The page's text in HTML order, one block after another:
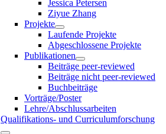
Jessica Petersen
Ziyue Zhang
Projekte
Laufende Projekte
Abgeschlossene Projekte
Publikationen
Beiträge peer-reviewed
Beiträge nicht peer-reviewed
Buchbeiträge
Vorträge/Poster
Lehre/Abschlussarbeiten
Qualifikations- und Curriculumforschung